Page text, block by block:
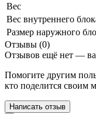
Вес
Вес внутреннего
Размер наружного
Отзывы (0)
Отзывов ещё нет —
Помогите другим
кто поделится своим
Написать отзыв